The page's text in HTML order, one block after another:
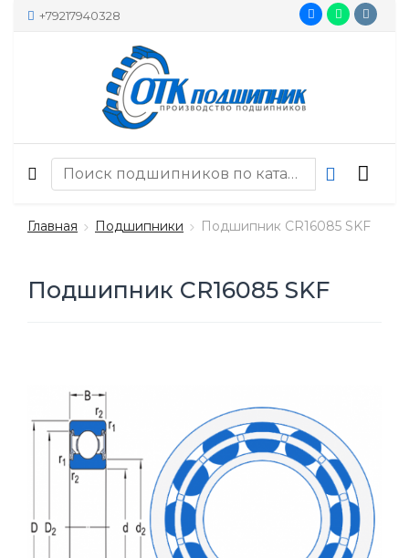
+79217940328
Главная Подшипники Подшипник CR16085 SKF
Подшипник CR16085 SKF